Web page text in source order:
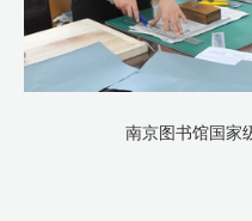
南京图书馆国家